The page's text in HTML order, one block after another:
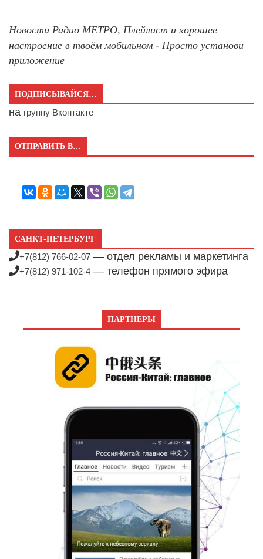
Новости Радио МЕТРО, Плейлист и хорошее
настроение в твоём мобильном - Просто установи
приложение
ПОДПИСЫВАЙСЯ…
на группу Вконтакте
ОТПРАВИТЬ В…
САНКТ-ПЕТЕРБУРГ
+7(812) 766-02-07 — отдел рекламы и маркетинга
+7(812) 971-102-4 — телефон прямого эфира
ПАРТНЕРЫ